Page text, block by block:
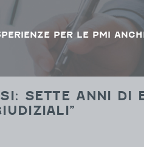
PER LE PMI
SETTE ANNI